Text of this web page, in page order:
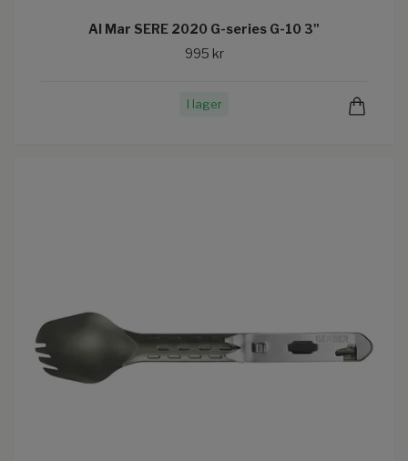
Al Mar SERE 2020 G-series G-10 3"
995 kr
I lager